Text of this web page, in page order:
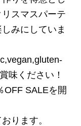
スマスパーテ
みにしていま
味ください！
OFF SALEを開
ります。